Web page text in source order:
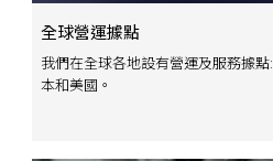
全球營運據點
我們在全球各地設有營運及服務據
本和美國。